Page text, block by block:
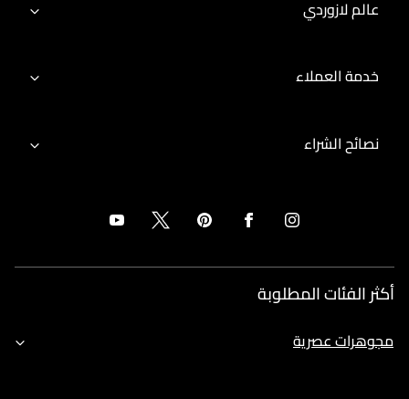
عالم لازوردي
خدمة العملاء
نصائح الشراء
أكثر الفئات المطلوبة
مجوهرات عصرية